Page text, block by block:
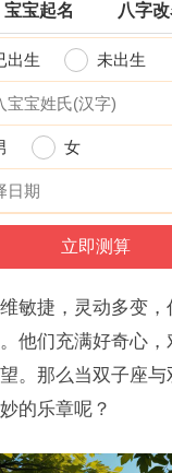
宝宝起名 八字改
出生 未出生
女
敏捷，灵动多变
他们充满好奇心
。那么当双子座
的乐章呢？